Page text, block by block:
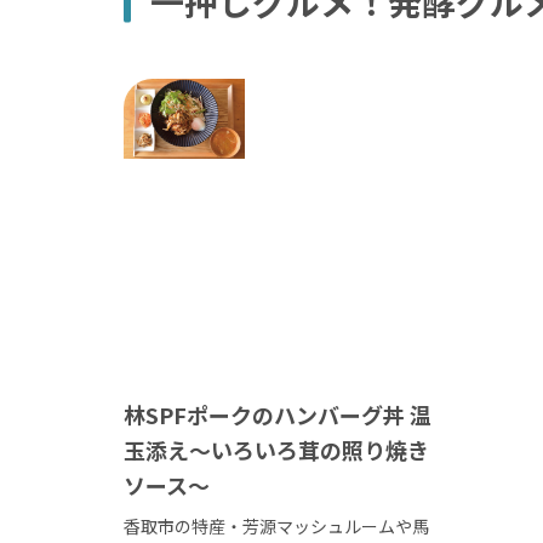
林SPFポークのハンバーグ丼 温
玉添え～いろいろ茸の照り焼き
ソース～
香取市の特産・芳源マッシュルームや馬